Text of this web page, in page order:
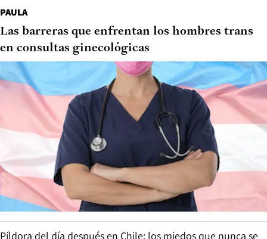
PAULA
Las barreras que enfrentan los hombres trans
en consultas ginecológicas
Píldora del día después en Chile: los miedos que nunca se